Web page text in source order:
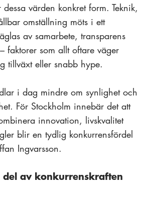
värden konkret form. Teknik,
omställning möts i ett
av samarbete, transparens
faktorer som allt oftare väger
tillväxt eller snabb hype.
i dag mindre om synlighet och
För Stockholm innebär det att
innovation, livskvalitet
blir en tydlig konkurrensfördel
Ingvarsson.
del av konkurrenskraften